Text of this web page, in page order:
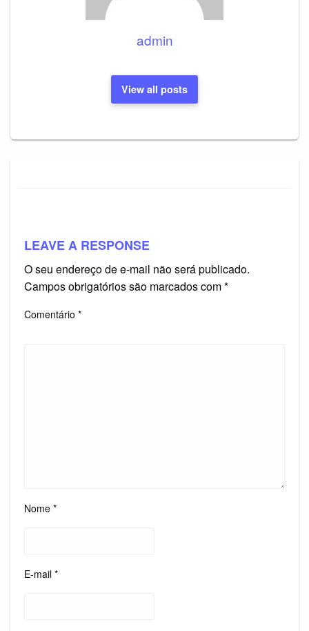
admin
View all posts
LEAVE A RESPONSE
O seu endereço de e-mail não será publicado.
Campos obrigatórios são marcados com*
Comentário *
Nome *
E-mail *